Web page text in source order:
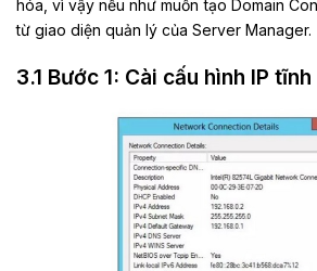
hóa, vì vậy nếu như muốn tạo Domain
từ giao diện quản lý của Server Manager.
3.1 Bước 1: Cài cấu hình IP tĩnh